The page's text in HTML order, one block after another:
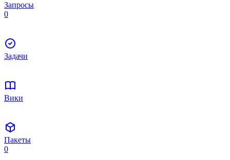
Запросы
0
Задачи
Вики
Пакеты
0